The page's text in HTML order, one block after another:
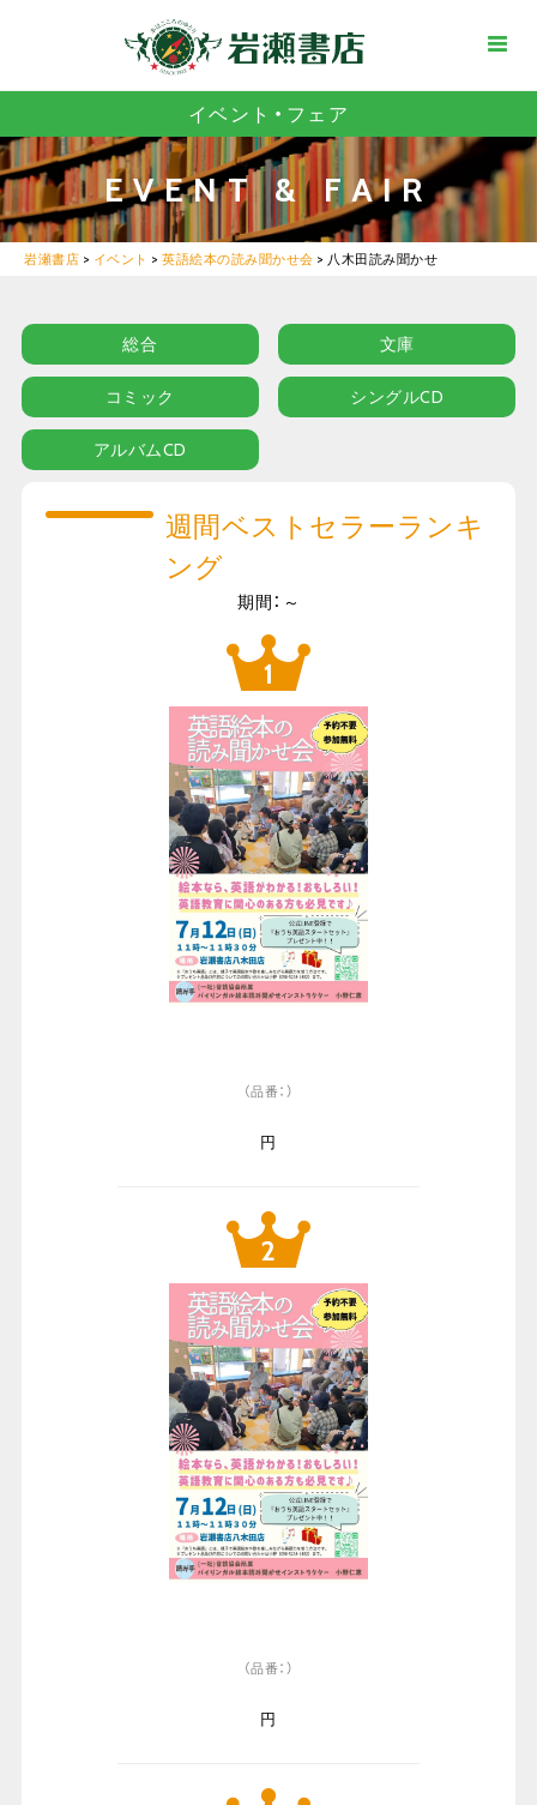
イベント・フェア
EVENT & FAIR
岩瀬書店 > イベント > 英語絵本の読み聞かせ会 > 八木田読み聞かせ
総合 文庫
コミック シングルCD
アルバムCD
週間ベストセラーランキ
ング
期間：～
（品番：）
円
（品番：）
円